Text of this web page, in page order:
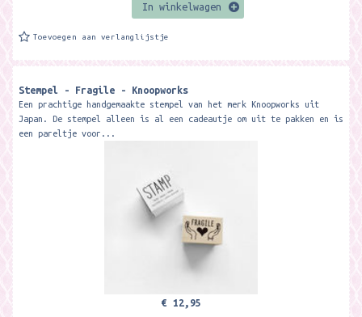
In winkelwagen
Toevoegen aan verlanglijstje
Stempel - Fragile - Knoopworks
Een prachtige handgemaakte stempel van het merk Knoopworks uit
Japan. De stempel alleen is al een cadeautje om uit te pakken en is
een pareltje voor...
€ 12,95